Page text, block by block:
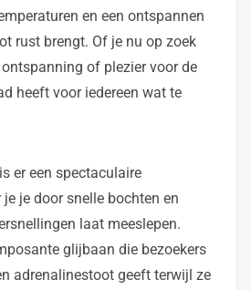
en een ontspannen
rust brengt. Of je nu op zoek
of plezier voor de
heeft voor iedereen wat te
er een spectaculaire
je door snelle bochten en
laat meeslepen.
glijbaan die bezoekers
adrenalinestoot geeft terwijl ze